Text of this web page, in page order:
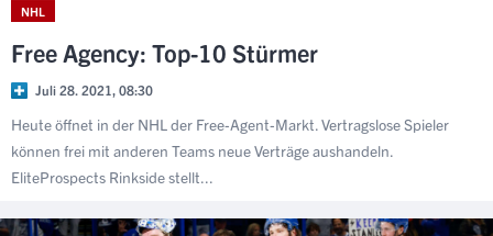
NHL
Free Agency: Top-10 Stürmer
Juli 28. 2021, 08:30
Heute öffnet in der NHL der Free-Agent-Markt. Vertragslose Spieler
können frei mit anderen Teams neue Verträge aushandeln.
EliteProspects Rinkside stellt...